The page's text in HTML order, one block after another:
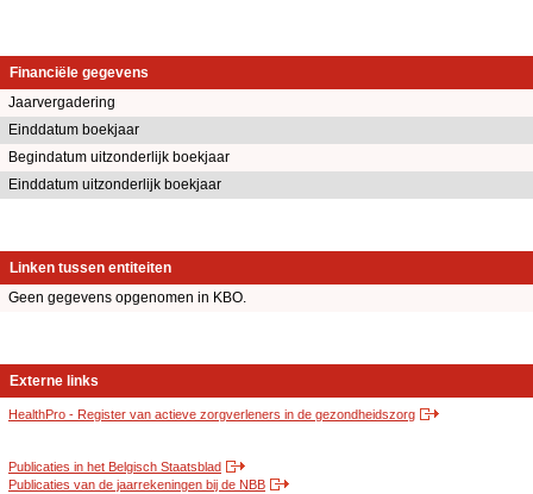
Financiële gegevens
Jaarvergadering
Einddatum boekjaar
Begindatum uitzonderlijk boekjaar
Einddatum uitzonderlijk boekjaar
Linken tussen entiteiten
Geen gegevens opgenomen in KBO.
Externe links
HealthPro - Register van actieve zorgverleners in de gezondheidszorg
Publicaties in het Belgisch Staatsblad
Publicaties van de jaarrekeningen bij de NBB